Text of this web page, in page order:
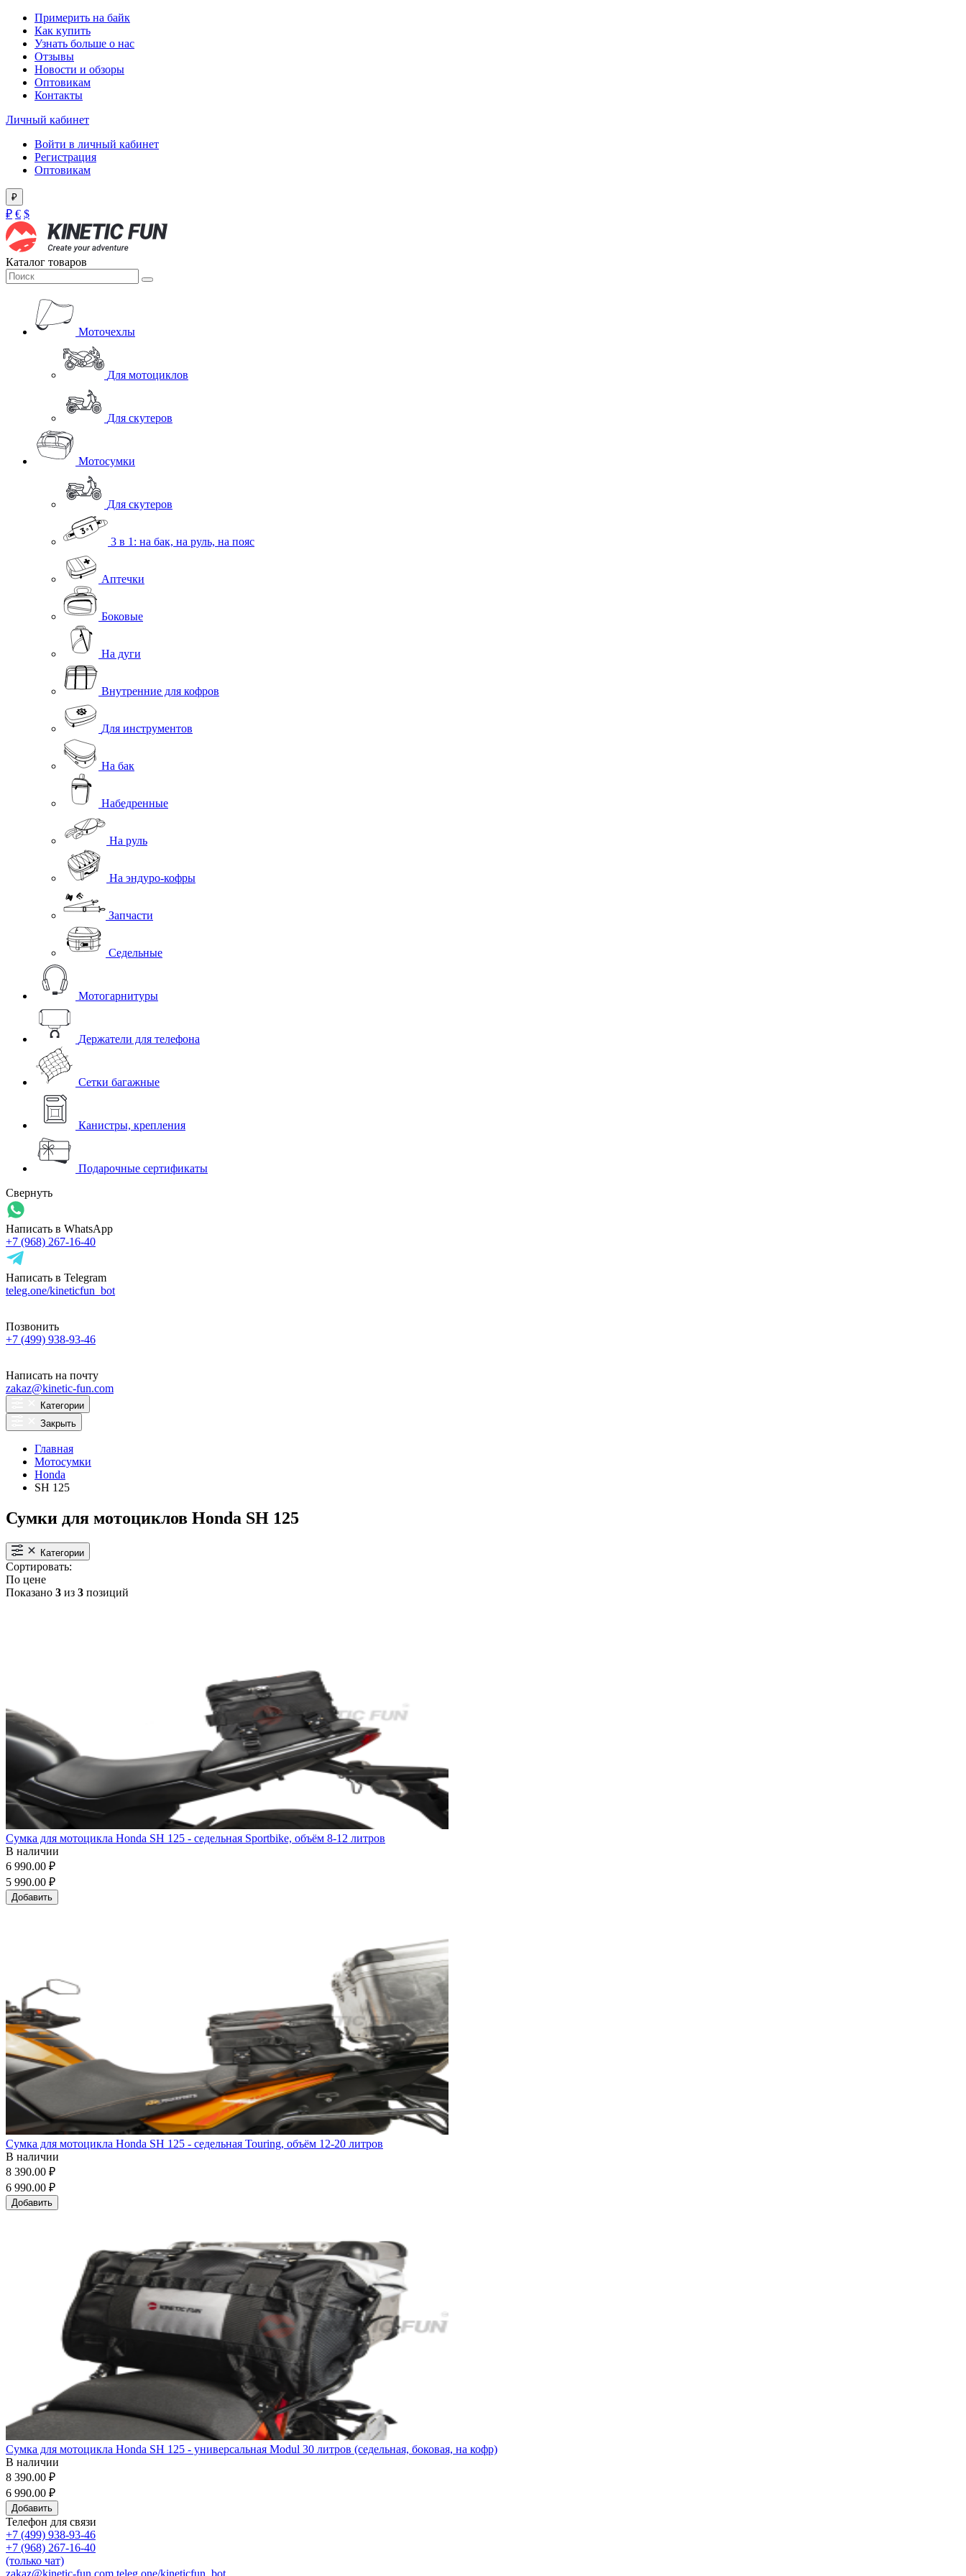
Примерить на байк
Как купить
Узнать больше о нас
Отзывы
Новости и обзоры
Оптовикам
Контакты
Личный кабинет
Войти в личный кабинет
Регистрация
Оптовикам
₽
₽ € $
Каталог товаров
Моточехлы
Для мотоциклов
Для скутеров
Мотосумки
Для скутеров
3 в 1: на бак, на руль, на пояс
Аптечки
Боковые
На дуги
Внутренние для кофров
Для инструментов
На бак
Набедренные
На руль
На эндуро-кофры
Запчасти
Седельные
Мотогарнитуры
Держатели для телефона
Сетки багажные
Канистры, крепления
Подарочные сертификаты
Свернуть
Написать в WhatsApp
+7 (968) 267-16-40
Написать в Telegram
teleg.one/kineticfun_bot
Позвонить
+7 (499) 938-93-46
Написать на почту
zakaz@kinetic-fun.com
Категории
Закрыть
Главная
Мотосумки
Honda
SH 125
Сумки для мотоциклов Honda SH 125
Категории
Сортировать:
По цене
Показано 3 из 3 позиций
Сумка для мотоцикла Honda SH 125 - седельная Sportbike, объём 8-12 литров
В наличии
6 990.00 ₽
5 990.00 ₽
Добавить
Сумка для мотоцикла Honda SH 125 - седельная Touring, объём 12-20 литров
В наличии
8 390.00 ₽
6 990.00 ₽
Добавить
Сумка для мотоцикла Honda SH 125 - универсальная Modul 30 литров (седельная, боковая, на кофр)
В наличии
8 390.00 ₽
6 990.00 ₽
Добавить
Телефон для связи
+7 (499) 938-93-46
+7 (968) 267-16-40
(только чат)
zakaz@kinetic-fun.com teleg.one/kineticfun_bot